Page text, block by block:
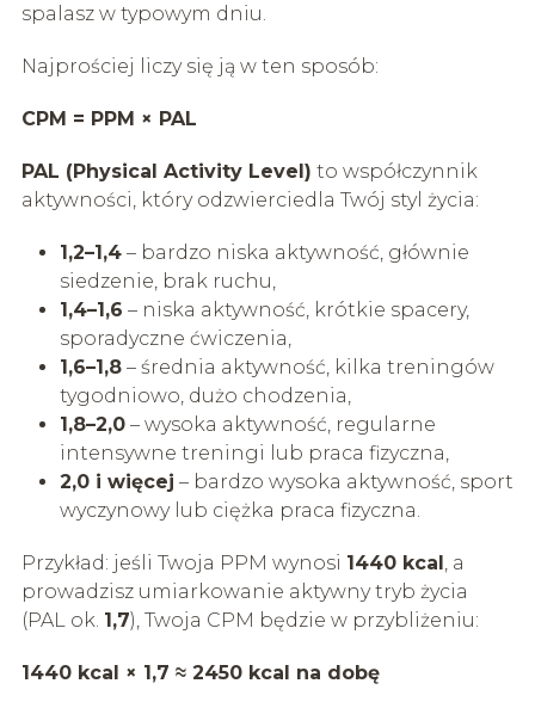
spalasz w typowym dniu.
Najprościej liczy się ją w ten sposób:
CPM = PPM × PAL
PAL (Physical Activity Level) to współczynnik
aktywności, który odzwierciedla Twój styl życia:
1,2–1,4– bardzo niska aktywność, głównie
siedzenie, brak ruchu,
1,4–1,6 – niska aktywność, krótkie spacery,
sporadyczne ćwiczenia,
1,6–1,8– średnia aktywność, kilka treningów
tygodniowo, dużo chodzenia,
1,8–2,0– wysoka aktywność, regularne
intensywne treningi lub praca fizyczna,
2,0 i więcej – bardzo wysoka aktywność, sport
wyczynowy lub ciężka praca fizyczna.
Przykład: jeśli Twoja PPM wynosi 1440 kcal, a
prowadzisz umiarkowanie aktywny tryb życia
(PAL ok. 1,7), Twoja CPM będzie w przybliżeniu:
1440 kcal × 1,7 ≈ 2450 kcal na dobę